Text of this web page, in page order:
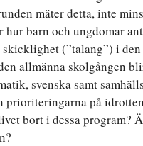
mäter detta, inte
barn och ungdomar
(”talang”) i
allmänna skolgången
svenska samt
på
bort i dessa program?